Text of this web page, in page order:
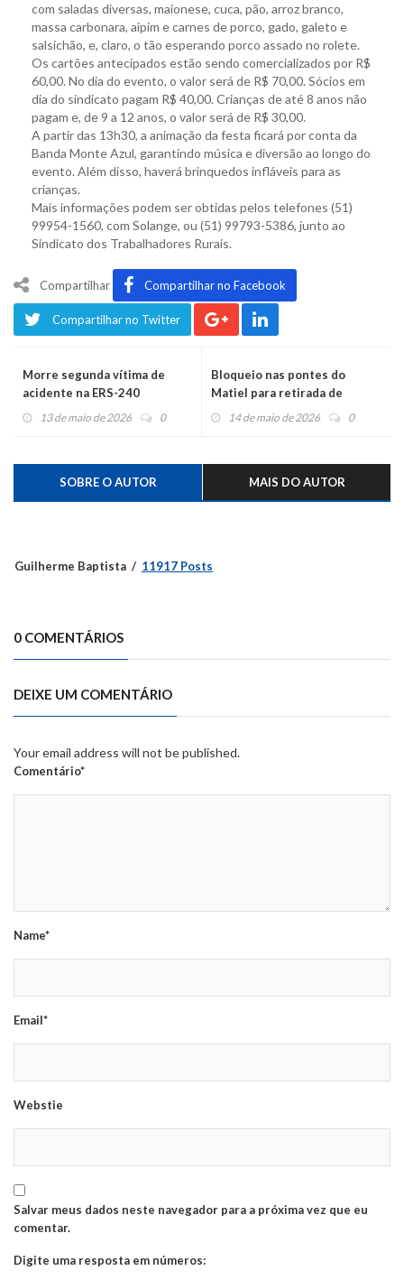
com saladas diversas, maionese, cuca, pão, arroz branco,
massa carbonara, aipim e carnes de porco, gado, galeto e
salsichão, e, claro, o tão esperando porco assado no rolete.
Os cartões antecipados estão sendo comercializados por R$
60,00. No dia do evento, o valor será de R$ 70,00. Sócios em
dia do sindicato pagam R$ 40,00. Crianças de até 8 anos não
pagam e, de 9 a 12 anos, o valor será de R$ 30,00.
A partir das 13h30, a animação da festa ficará por conta da
Banda Monte Azul, garantindo música e diversão ao longo do
evento. Além disso, haverá brinquedos infláveis para as
crianças.
Mais informações podem ser obtidas pelos telefones (51)
99954-1560, com Solange, ou (51) 99793-5386, junto ao
Sindicato dos Trabalhadores Rurais.
Compartilhar Compartilhar no Facebook
Compartilhar no Twitter
Morre segunda vítima de
acidente na ERS-240
13 de maio de 2026 0
Bloqueio nas pontes do
Matiel para retirada de
veículos acidentados
14 de maio de 2026 0
SOBRE O AUTOR MAIS DO AUTOR
Guilherme Baptista 11917 Posts
0 COMENTÁRIOS
DEIXE UM COMENTÁRIO
Your email address will not be published.
Comentário*
Name*
Email*
Webstie
Salvar meus dados neste navegador para a próxima vez que eu
comentar.
Digite uma resposta em números: